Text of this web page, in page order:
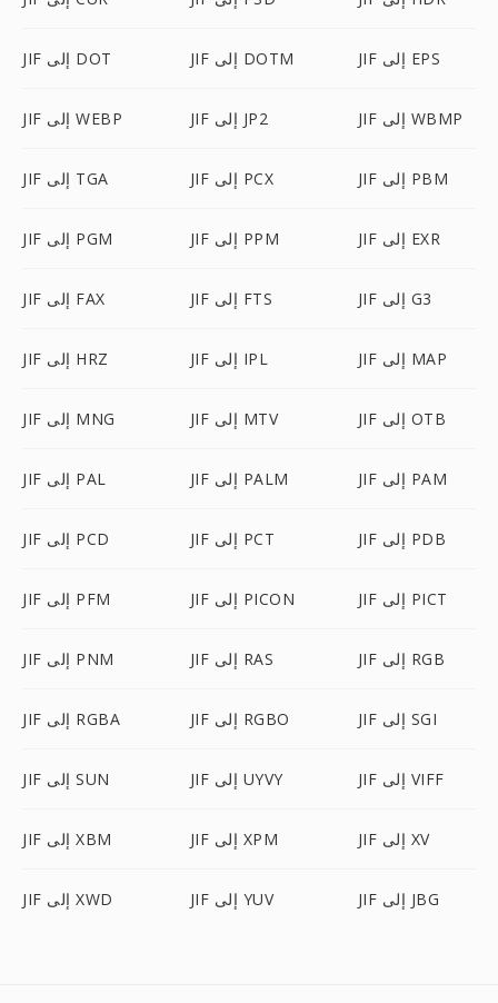
JIF إلى DOT JIF إلى DOTM JIF إلى EPS
JIF إلى WEBP JIF إلى JP2 JIF إلى WBMP
JIF إلى TGA JIF إلى PCX JIF إلى PBM
JIF إلى PGM JIF إلى PPM JIF إلى EXR
JIF إلى FAX JIF إلى FTS JIF إلى G3
JIF إلى HRZ JIF إلى IPL JIF إلى MAP
JIF إلى MNG JIF إلى MTV JIF إلى OTB
JIF إلى PAL JIF إلى PALM JIF إلى PAM
JIF إلى PCD JIF إلى PCT JIF إلى PDB
JIF إلى PFM JIF إلى PICON JIF إلى PICT
JIF إلى PNM JIF إلى RAS JIF إلى RGB
JIF إلى RGBA JIF إلى RGBO JIF إلى SGI
JIF إلى SUN JIF إلى UYVY JIF إلى VIFF
JIF إلى XBM JIF إلى XPM JIF إلى XV
JIF إلى XWD JIF إلى YUV JIF إلى JBG